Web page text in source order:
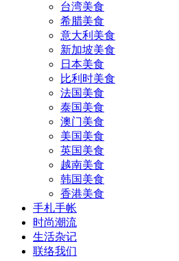
台湾美食
希腊美食
意大利美食
新加坡美食
日本美食
比利时美食
法国美食
泰国美食
澳门美食
美国美食
英国美食
越南美食
韩国美食
香港美食
手札手帐
时尚潮流
生活杂记
联络我们